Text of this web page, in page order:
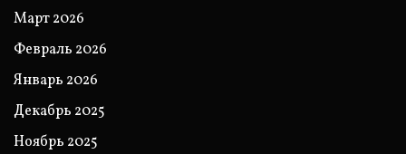
Март 2026
Февраль 2026
Январь 2026
Декабрь 2025
Ноябрь 2025